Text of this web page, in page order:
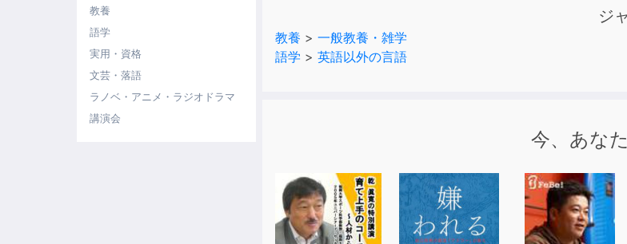
教養
語学
実用・資格
文芸・落語
ラノベ・アニメ・ラジオドラマ
講演会
ジ
教養 > 一般教養・雑学
語学 > 英語以外の言語
今、あな